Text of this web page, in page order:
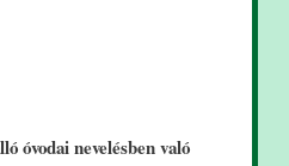
óvodai nevelésben való